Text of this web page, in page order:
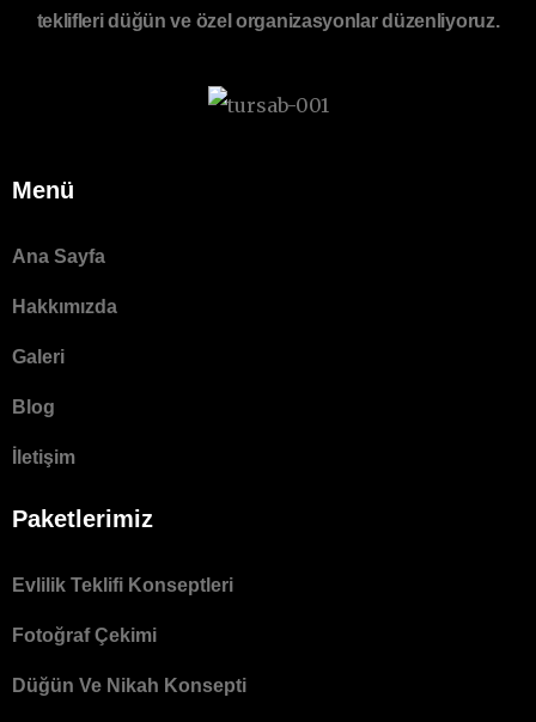
teklifleri düğün ve özel organizasyonlar düzenliyoruz.
Menü
Ana Sayfa
Hakkımızda
Galeri
Blog
İletişim
Paketlerimiz
Evlilik Teklifi Konseptleri
Fotoğraf Çekimi
Düğün Ve Nikah Konsepti